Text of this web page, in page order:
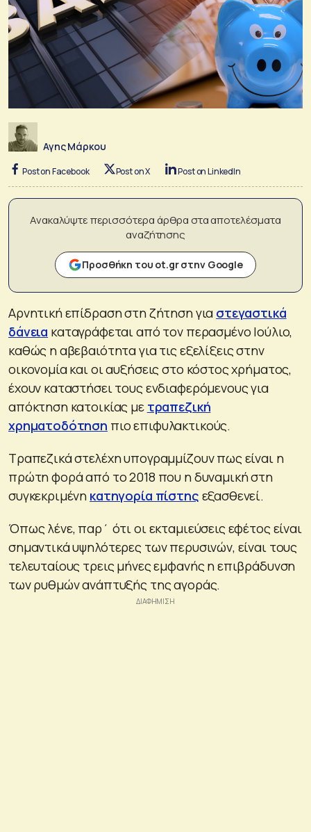
Αγης Μάρκου
Post on Facebook Post on X Post on LinkedIn
Ανακαλύψτε περισσότερα άρθρα στα αποτελέσματα
αναζήτησης
Προσθήκη του ot.gr στην Google
Αρνητική επίδραση στη ζήτηση για στεγαστικά
δάνεια καταγράφεται από τον περασμένο Ιούλιο,
καθώς η αβεβαιότητα για τις εξελίξεις στην
οικονομία και οι αυξήσεις στο κόστος χρήματος,
έχουν καταστήσει τους ενδιαφερόμενους για
απόκτηση κατοικίας με τραπεζική
χρηματοδότηση πιο επιφυλακτικούς.
Τραπεζικά στελέχη υπογραμμίζουν πως είναι η
πρώτη φορά από το 2018 που η δυναμική στη
συγκεκριμένη κατηγορία πίστης εξασθενεί.
Όπως λένε, παρ΄ ότι οι εκταμιεύσεις εφέτος είναι
σημαντικά υψηλότερες των περυσινών, είναι τους
τελευταίους τρεις μήνες εμφανής η επιβράδυνση
των ρυθμών ανάπτυξής της αγοράς.